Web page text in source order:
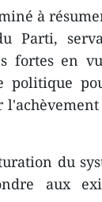
à
Parti,
fortes en
politique
du
aux